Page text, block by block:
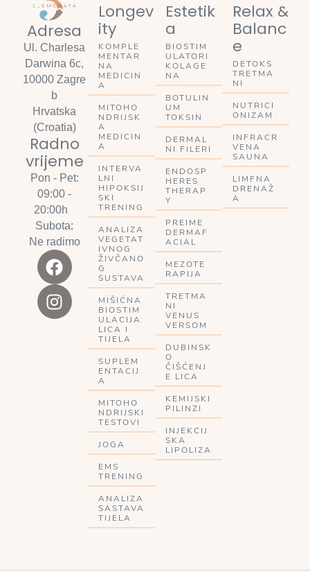
Adresa
Ul. Charlesa
Darwina 6c,
10000 Zagre
b
Hrvatska
(Croatia)
Radno
vrijeme
Pon - Pet:
09:00 -
20:00h
Subota:
Ne radimo
Longev
ity
KOMPLE
MENTAR
NA
MEDICIN
A
MITOHO
NDRIJSK
A
MEDICIN
A
INTERVA
LNI
HIPOKSIJ
SKI
TRENING
ANALIZA
VEGETAT
IVNOG
ŽIVČANO
G
SUSTAVA
MIŠIĆNA
BIOSTIM
ULACIJA
LICA I
TIJELA
SUPLEM
ENTACIJ
A
MITOHO
NDRIJSKI
TESTOVI
JOGA
EMS
TRENING
ANALIZA
SASTAVA
TIJELA
Estetik
a
BIOSTIM
ULATORI
KOLAGE
NA
BOTULIN
UM
TOKSIN
DERMAL
NI FILERI
ENDOSP
HERES
THERAP
Y
PREIME
DERMAF
ACIAL
MEZOTE
RAPIJA
TRETMA
NI
VENUS
VERSOM
DUBINSK
O
ČIŠĆENJ
E LICA
KEMIJSKI
PILINZI
INJEKCIJ
SKA
LIPOLIZA
Relax &
Balanc
e
DETOKS
TRETMA
NI
NUTRICI
ONIZAM
INFRACR
VENA
SAUNA
LIMFNA
DRENAŽ
A